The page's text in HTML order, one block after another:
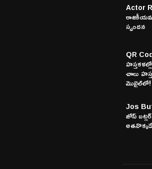
Actor
స్పందన
QR
చాలు
మొబైల్‌లో!
Jos
జోస్